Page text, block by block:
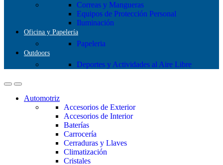
Correas y Mangueras
Equipos de Protección Personal
Iluminación
Oficina y Papelería
Papeleria
Outdoors
Deportes y Actividades al Aire Libre
Automotriz
Accesorios de Exterior
Accesorios de Interior
Baterías
Carrocería
Cerraduras y Llaves
Climatización
Cristales